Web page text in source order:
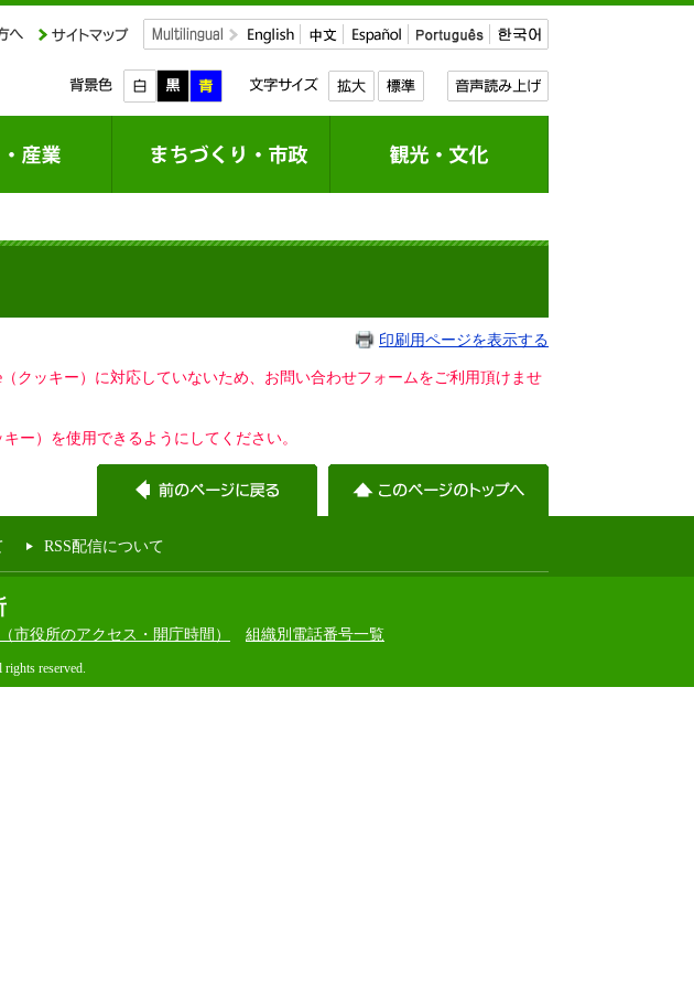
印刷用ページを表示する
クッキー）に対応していないため、お問い合わせフォームをご利用頂けませ
ー）を使用できるようにしてください。
RSS配信について
（市役所のアクセス・開庁時間） 組織別電話番号一覧
reserved.